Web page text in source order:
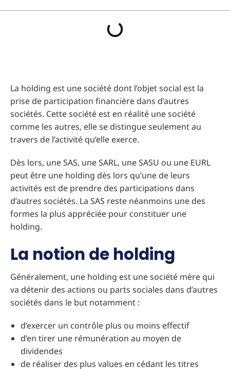
La holding est une société dont l’objet social est la
prise de participation financière dans d’autres
sociétés. Cette société est en réalité une société
comme les autres, elle se distingue seulement au
travers de l’activité qu’elle exerce.
Dès lors, une SAS, une SARL, une SASU ou une EURL
peut être une holding dès lors qu’une de leurs
activités est de prendre des participations dans
d’autres sociétés. La SAS reste néanmoins une des
formes la plus appréciée pour constituer une
holding.
La notion de holding
Généralement, une holding est une société mère qui
va détenir des actions ou parts sociales dans d’autres
sociétés dans le but notamment :
d’exercer un contrôle plus ou moins effectif
d’en tirer une rémunération au moyen de
dividendes
de réaliser des plus values en cédant les titres